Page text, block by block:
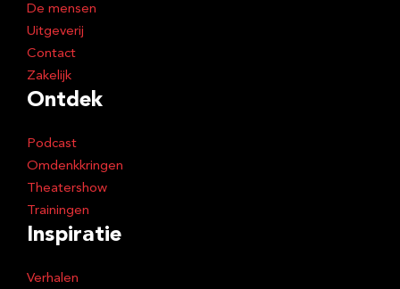
De mensen
Uitgeverij
Contact
Zakelijk
Ontdek
Podcast
Omdenkkringen
Theatershow
Trainingen
Inspiratie
Verhalen